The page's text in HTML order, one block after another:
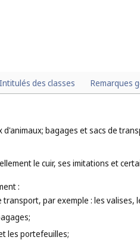
Intitulés des classes Remarques
d'animaux; bagages et sacs de
le cuir, ses imitations et
:
par exemple : les
les portefeuilles;